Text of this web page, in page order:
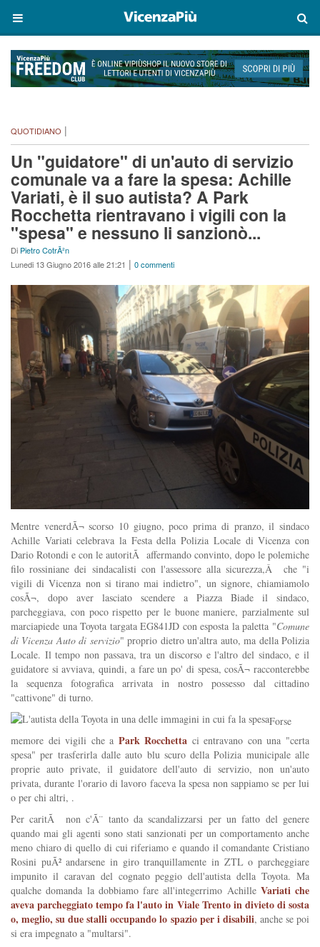
QUOTIDIANO |
Un "guidatore" di un'auto di servizio
comunale va a fare la spesa: Achille
Variati, è il suo autista? A Park
Rocchetta rientravano i vigili con la
"spesa" e nessuno li sanzionò...
Di Pietro CotrÃ²n
Lunedi 13 Giugno 2016 alle 21:21 | 0 commenti
Mentre venerdÃ¬ scorso 10 giugno, poco prima di pranzo, il sindaco
Achille Variati celebrava la Festa della Polizia Locale di Vicenza con
Dario Rotondi e con le autoritÃ affermando convinto, dopo le polemiche
filo rossiniane dei sindacalisti con l'assessore alla sicurezza,Â che "i
vigili di Vicenza non si tirano mai indietro", un signore, chiamiamolo
cosÃ¬, dopo aver lasciato scendere a Piazza Biade il sindaco,
parcheggiava, con poco rispetto per le buone maniere, parzialmente sul
marciapiede una Toyota targata EG841JD con esposta la paletta "Comune
di Vicenza Auto di servizio" proprio dietro un'altra auto, ma della Polizia
Locale. Il tempo non passava, tra un discorso e l'altro del sindaco, e il
guidatore si avviava, quindi, a fare un po' di spesa, cosÃ¬ racconterebbe
la sequenza fotografica arrivata in nostro possesso dal cittadino
"cattivone" di turno.
Forse
memore dei vigili che a Park Rocchetta ci entravano con una "certa
spesa" per trasferirla dalle auto blu scuro della Polizia municipale alle
proprie auto private, il guidatore dell'auto di servizio, non un'auto
privata, durante l'orario di lavoro faceva la spesa non sappiamo se per lui
o per chi altri, .
Per caritÃ non c'Ã¨ tanto da scandalizzarsi per un fatto del genere
quando mai gli agenti sono stati sanzionati per un comportamento anche
meno chiaro di quello di cui riferiamo e quando il comandante Cristiano
Rosini puÃ² andarsene in giro tranquillamente in ZTL o parcheggiare
impunito il caravan del cognato peggio dell'autista della Toyota. Ma
qualche domanda la dobbiamo fare all'integerrimo Achille Variati che
aveva parcheggiato tempo fa l'auto in Viale Trento in divieto di sosta
o, meglio, su due stalli occupando lo spazio per i disabili, anche se poi
si era impegnato a "multarsi".